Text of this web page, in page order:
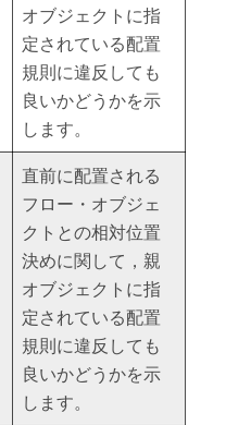
オブジェクトに指
定されている配置
規則に違反しても
良いかどうかを示
します。
直前に配置される
フロー・オブジェ
クトとの相対位置
決めに関して，親
オブジェクトに指
定されている配置
規則に違反しても
良いかどうかを示
します。